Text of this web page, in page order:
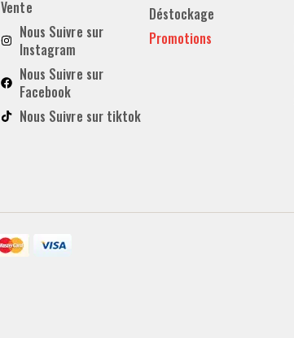
Vente
Nous Suivre sur
Instagram
Nous Suivre sur
Facebook
Nous Suivre sur tiktok
Déstockage
Promotions